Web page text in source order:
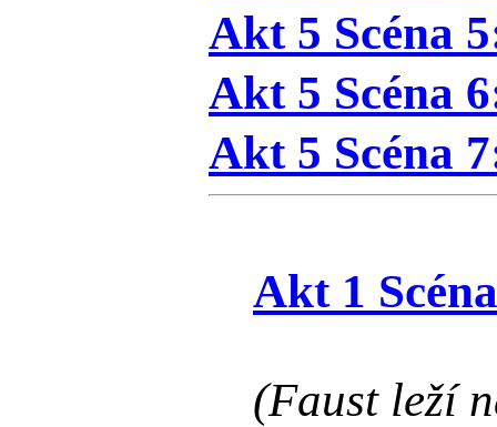
Akt 5 Scéna
Akt 5 Scéna
Akt 5 Scéna
Akt 1
(Faust leží